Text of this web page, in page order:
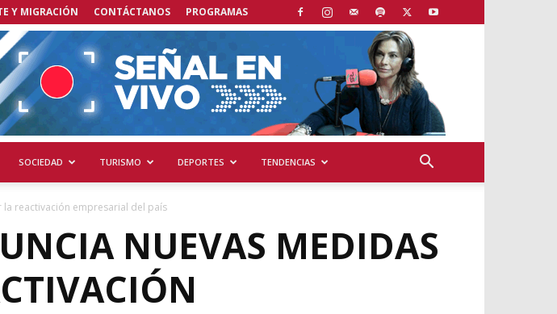
Y MIGRACIÓN CONTÁCTANOS PROGRAMAS
SOCIEDAD TURISMO DEPORTES TENDENCIAS
reactivación empresarial del país
NUEVAS MEDIDAS